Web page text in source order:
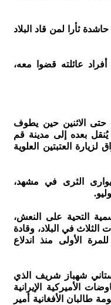
ثأرا لمن قاد البلاد
عائلته قضوا معه،
الاثنين حين يطوف
بعده إلى مدينة قم
العتبتين العلوية
الثرى في مشهد،
التحية على النعش،
في البلاد، وقادة
الأولى منذ اندلاع
شهباز شريف الذي
الأميركية الإيرانية
طالبان الأفغانية أمير